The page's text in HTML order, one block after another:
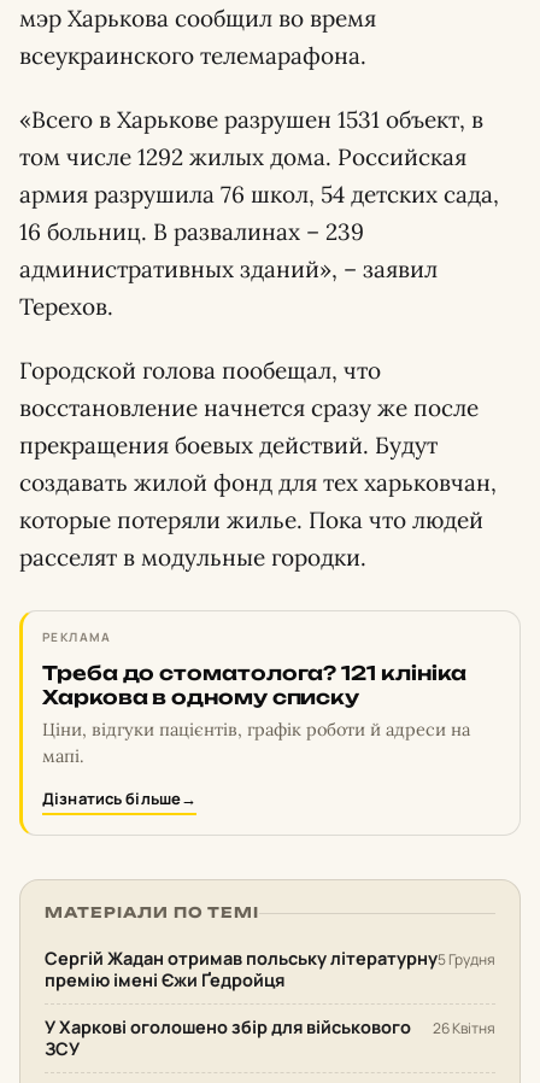
мэр Харькова сообщил во время
всеукраинского телемарафона.
«Всего в Харькове разрушен 1531 объект, в
том числе 1292 жилых дома. Российская
армия разрушила 76 школ, 54 детских сада,
16 больниц. В развалинах – 239
административных зданий», – заявил
Терехов.
Городской голова пообещал, что
восстановление начнется сразу же после
прекращения боевых действий. Будут
создавать жилой фонд для тех харьковчан,
которые потеряли жилье. Пока что людей
расселят в модульные городки.
РЕКЛАМА
Треба до стоматолога? 121 клініка
Харкова в одному списку
Ціни, відгуки пацієнтів, графік роботи й адреси на
мапі.
Дізнатись більше→
МАТЕРІАЛИ ПО ТЕМІ
Сергій Жадан отримав польську літературну
премію імені Єжи Ґедройця
5 Грудня
У Харкові оголошено збір для військового
ЗСУ
26 Квітня